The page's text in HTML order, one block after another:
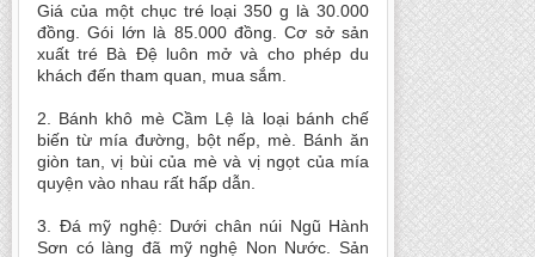
Giá của một chục tré loại 350 g là 30.000
đồng. Gói lớn là 85.000 đồng. Cơ sở sản
xuất tré Bà Đệ luôn mở và cho phép du
khách đến tham quan, mua sắm.
2. Bánh khô mè Cầm Lệ là loại bánh chế
biến từ mía đường, bột nếp, mè. Bánh ăn
giòn tan, vị bùi của mè và vị ngọt của mía
quyện vào nhau rất hấp dẫn.
3. Đá mỹ nghệ: Dưới chân núi Ngũ Hành
Sơn có làng đã mỹ nghệ Non Nước. Sản